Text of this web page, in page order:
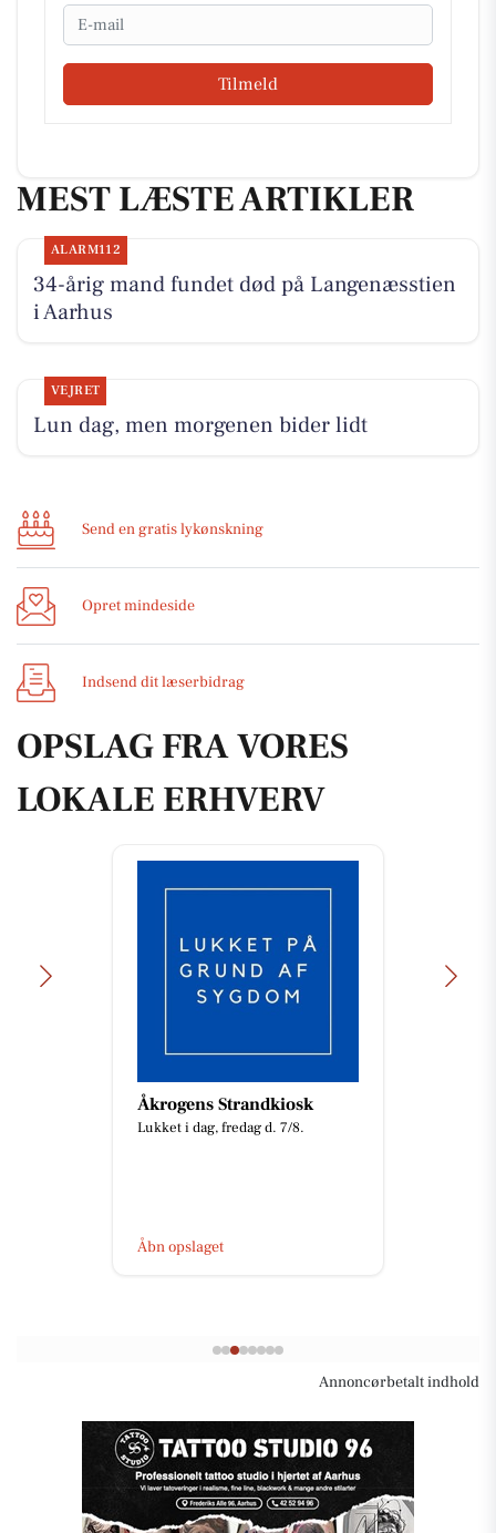
Email
Tilmeld
MEST LÆSTE ARTIKLER
ALARM112
34-årig mand fundet død på Langenæsstien
i Aarhus
VEJRET
Lun dag, men morgenen bider lidt
Send en gratis lykønskning
Opret mindeside
Indsend dit læserbidrag
OPSLAG FRA VORES
LOKALE ERHVERV
Min Bedste Ven
Hundetræning
mit...
Annoncørbetalt indhold